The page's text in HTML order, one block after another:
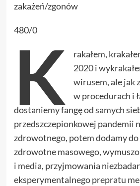
zakażeń/zgonów
480/0
K rakałem,
2020i
wirusem, ale jak
w procedurach i
dostaniemy fangę od samych
przedszczepionkowej pandemii
zdrowotnego, potem dodamy do
zdrowotne masowego,
i media, przyjmowania
eksperymentalnego prepratu